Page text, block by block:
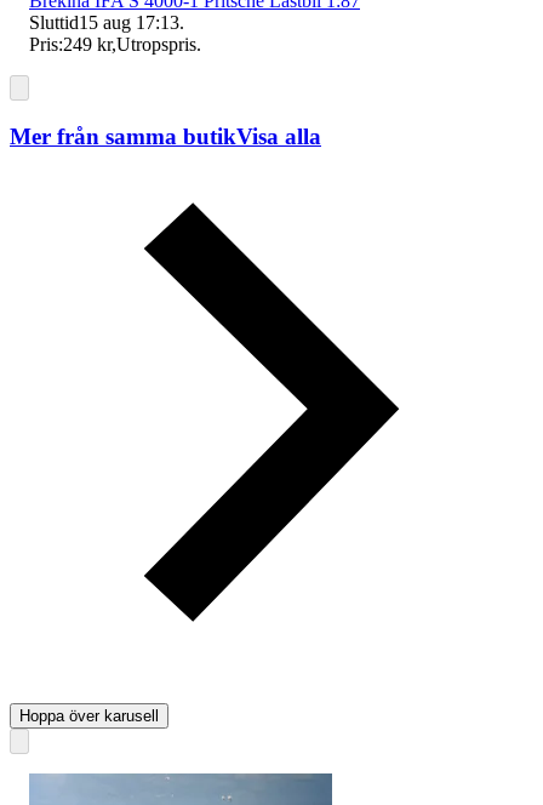
Sluttid15 aug 17:13.
Pris:249 kr,Utropspris.
Mer från samma butikVisa alla
Hoppa över karusell